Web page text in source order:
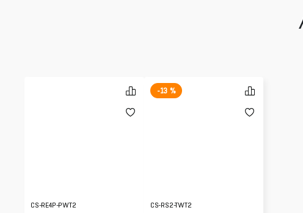
CS-RE4P-PWT2
-13 %
CS-RS2-TWT2